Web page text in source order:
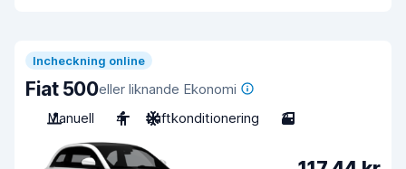
Incheckning online
Fiat 500eller liknande Ekonomi
Manuell
4 Luftkonditionering 3